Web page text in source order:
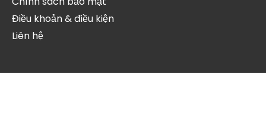
Điều khoản & điều kiện
Liên hệ